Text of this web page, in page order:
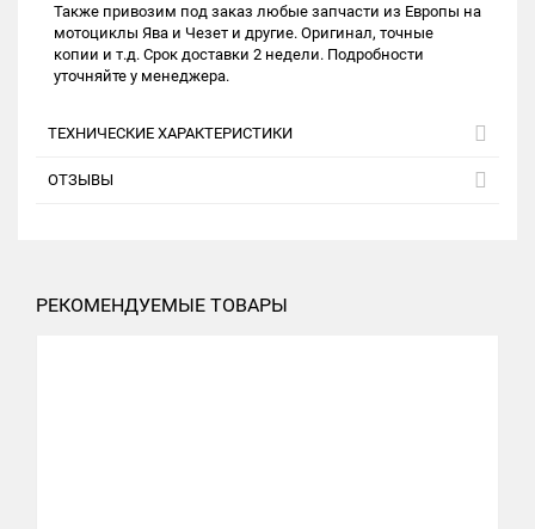
Также привозим под заказ любые запчасти из Европы на
мотоциклы Ява и Чезет и другие. Оригинал, точные
копии и т.д. Срок доставки 2 недели. Подробности
уточняйте у менеджера.
ТЕХНИЧЕСКИЕ ХАРАКТЕРИСТИКИ
ОТЗЫВЫ
РЕКОМЕНДУЕМЫЕ ТОВАРЫ